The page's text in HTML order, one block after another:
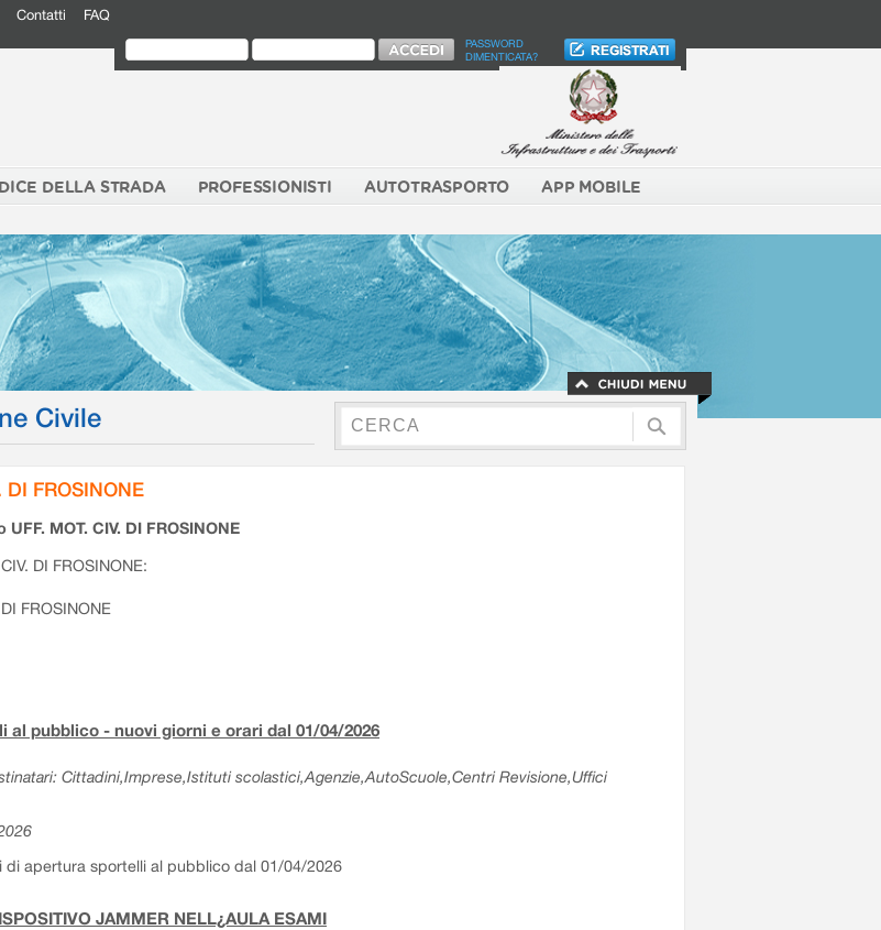
Contatti FAQ
PASSWORD
DIMENTICATA?
DELLA STRADA PROFESSIONISTI AUTOTRASPORTO APP MOBILE
Civile
DI FROSINONE
MOT. CIV. DI FROSINONE
DI FROSINONE:
FROSINONE
al pubblico - nuovi giorni e orari dal 01/04/2026
Cittadini,Imprese,Istituti scolastici,Agenzie,AutoScuole,Centri Revisione,Uffici
di apertura sportelli al pubblico dal 01/04/2026
JAMMER NELL¿AULA ESAMI